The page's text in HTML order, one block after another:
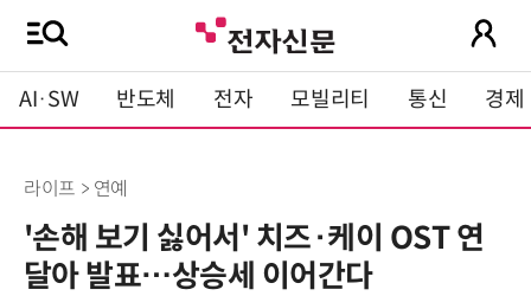
AI·SW 반도체 전자 모빌리티 통신 경제
라이프 > 연예
'손해 보기 싫어서' 치즈·케이 OST 연
달아 발표…상승세 이어간다